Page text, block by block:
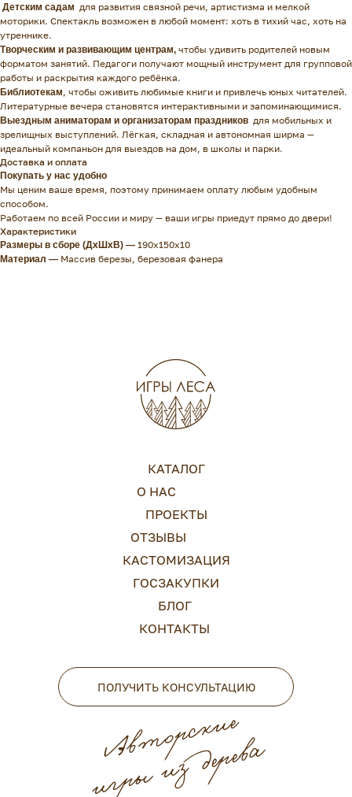
Детским садам для развития связной речи, артистизма и мелкой
моторики. Спектакль возможен в любой момент: хоть в тихий час, хоть на
утреннике.
Творческим и развивающим центрам, чтобы удивить родителей новым
форматом занятий. Педагоги получают мощный инструмент для групповой
работы и раскрытия каждого ребёнка.
Библиотекам, чтобы оживить любимые книги и привлечь юных читателей.
Литературные вечера становятся интерактивными и запоминающимися.
Выездным аниматорам и организаторам праздников для мобильных и
зрелищных выступлений. Лёгкая, складная и автономная ширма —
идеальный компаньон для выездов на дом, в школы и парки.
Доставка и оплата
Покупать у нас удобно
Мы ценим ваше время, поэтому принимаем оплату любым удобным
способом.
Работаем по всей России и миру — ваши игры приедут прямо до двери!
Характеристики
Размеры в сборе (ДхШхВ) — 190х150х10
Материал — Массив березы, березовая фанера
КАТАЛОГ
О НАС
ОТЗЫВЫ
ПРОЕКТЫ
КАСТОМИЗАЦИЯ
ГОСЗАКУПКИ
БЛОГ
КОНТАКТЫ
Авторские
игры из дерева
ПОЛУЧИТЬ КОНСУЛЬТАЦИЮ